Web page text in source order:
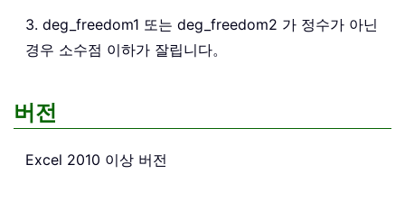
3. deg_freedom1 또는 deg_freedom2 가 정수가 아닌
경우 소수점 이하가 잘립니다。
버전
Excel 2010 이상 버전